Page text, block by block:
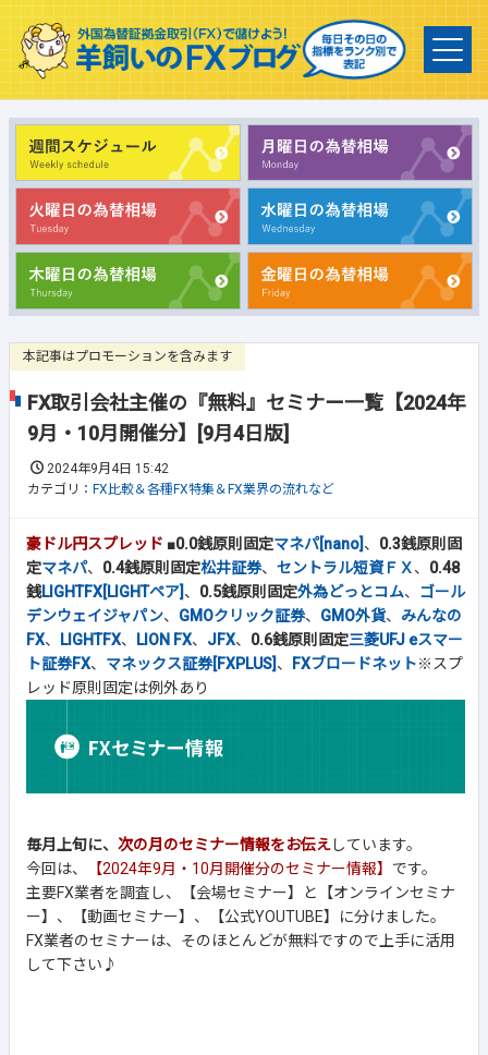
本記事はプロモーションを含みます
FX取引会社主催の『無料』セミナー一覧【2024年
9月・10月開催分】[9月4日版]
2024年9月4日 15:42
カテゴリ： FX比較＆各種FX特集＆FX業界の流れなど
豪ドル円スプレッド ■0.0銭原則固定マネパ[nano] 、 0.3銭原則固
定マネパ、 0.4銭原則固定松井証券、 セントラル短資ＦＸ、 0.48
銭LIGHTFX[LIGHTペア] 、 0.5銭原則固定外為どっとコム、 ゴール
デンウェイジャパン、 GMOクリック証券、 GMO外貨、 みんなの
FX、 LIGHTFX、 LION FX、 JFX、 0.6銭原則固定三菱UFJ eスマー
ト証券FX、 マネックス証券[FXPLUS] 、 FXブロードネット※スプ
レッド原則固定は例外あり
毎月上旬に、 次の月のセミナー情報をお伝えしています。
今回は、
【2024年9月・10月開催分のセミナー情報】 です。
主要FX業者を調査し、【会場セミナー】と【オンラインセミナ
ー】、【動画セミナー】、【公式YOUTUBE】に分けました。
FX業者のセミナーは、そのほとんどが無料ですので上手に活用
して下さい♪